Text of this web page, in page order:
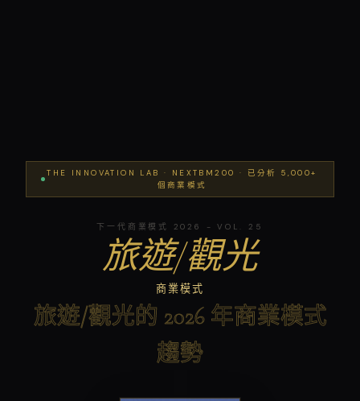
THE INNOVATION LAB · NEXTBM200 · 已分析 5,000+
個商業模式
下一代商業模式 2026 - VOL. 25
旅遊/觀光
商業模式
旅遊/觀光的 2026 年商業模式
趨勢